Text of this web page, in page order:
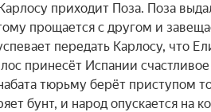
приходит Поза. Поза
прощается с другом и
передать Карлосу, что
принесёт Испании
тюрьму берёт приступом
бунт, и народ опускается на